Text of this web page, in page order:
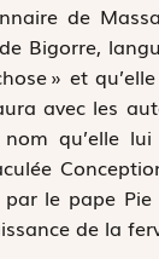
de
Bigorre,
» et
avec les
qu’elle
le pape
de la